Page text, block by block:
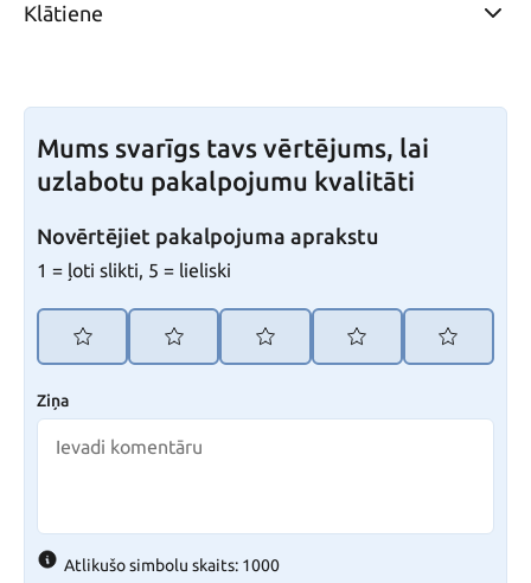
Klātiene
Mums svarīgs tavs vērtējums, lai
uzlabotu pakalpojumu kvalitāti
Novērtējiet pakalpojuma aprakstu
1 = ļoti slikti, 5 = lieliski
Ziņa
Atlikušo simbolu skaits: 1000